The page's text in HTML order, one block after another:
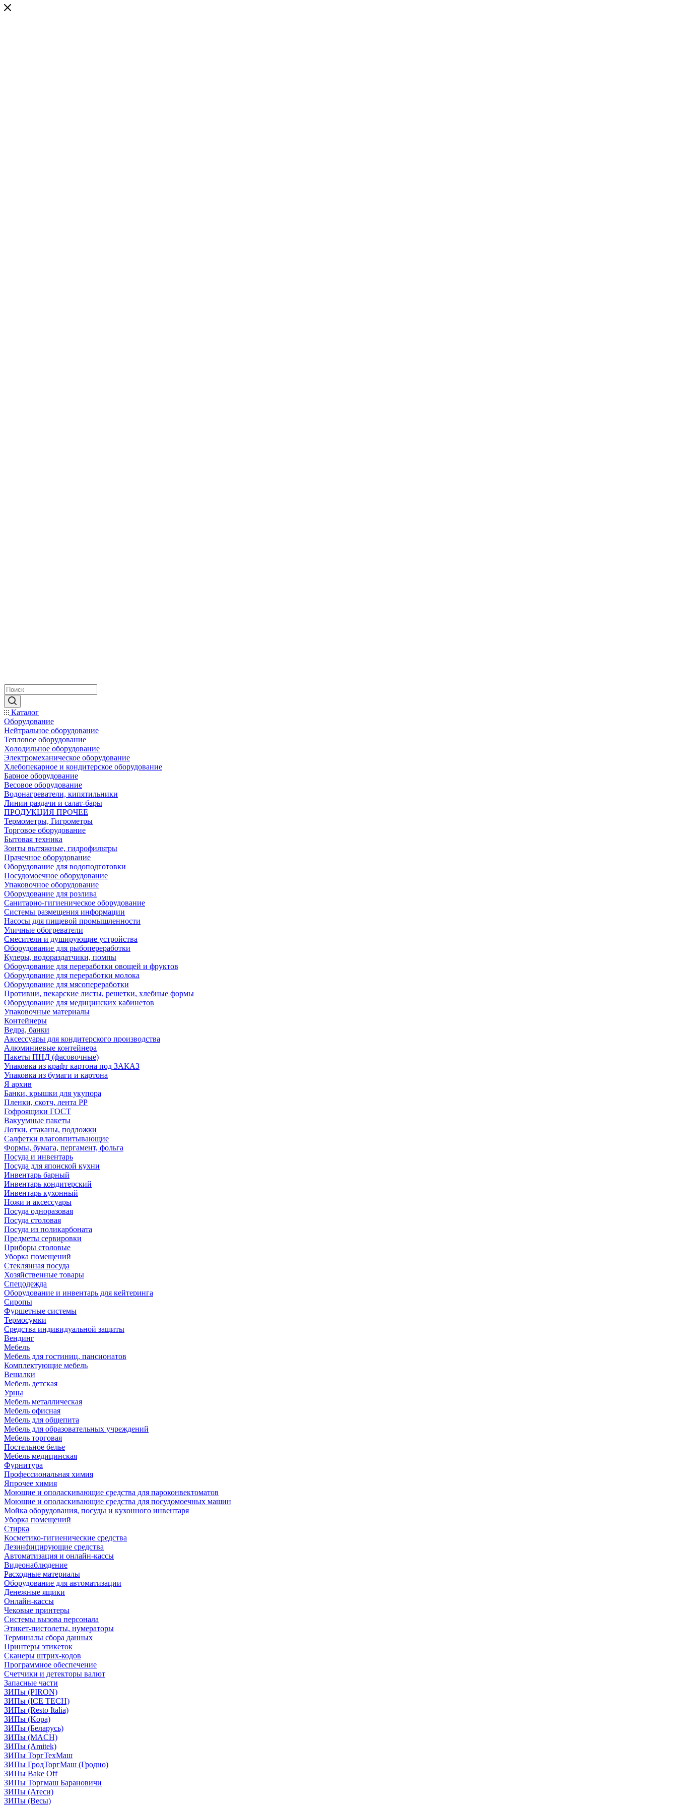
Каталог
Оборудование
Нейтральное оборудование
Тепловое оборудование
Холодильное оборудование
Электромеханическое оборудование
Хлебопекарное и кондитерское оборудование
Барное оборудование
Весовое оборудование
Водонагреватели, кипятильники
Линии раздачи и салат-бары
ПРОДУКЦИЯ ПРОЧЕЕ
Термометры, Гигрометры
Торговое оборудование
Бытовая техника
Зонты вытяжные, гидрофильтры
Прачечное оборудование
Оборудование для водоподготовки
Посудомоечное оборудование
Упаковочное оборудование
Оборудование для розлива
Санитарно-гигиеническое оборудование
Системы размещения информации
Насосы для пищевой промышленности
Уличные обогреватели
Смесители и душирующие устройства
Оборудование для рыбопереработки
Кулеры, водораздатчики, помпы
Оборудование для переработки овощей и фруктов
Оборудование для переработки молока
Оборудование для мясопереработки
Противни, пекарские листы, решетки, хлебные формы
Оборудование для медицинских кабинетов
Упаковочные материалы
Контейнеры
Ведра, банки
Аксессуары для кондитерского производства
Алюминиевые контейнера
Пакеты ПНД (фасовочные)
Упаковка из крафт картона под ЗАКАЗ
Упаковка из бумаги и картона
Я архив
Банки, крышки для укупора
Пленки, скотч, лента РР
Гофроящики ГОСТ
Вакуумные пакеты
Лотки, стаканы, подложки
Салфетки влаговпитывающие
Формы, бумага, пергамент, фольга
Посуда и инвентарь
Посуда для японской кухни
Инвентарь барный
Инвентарь кондитерский
Инвентарь кухонный
Ножи и аксессуары
Посуда одноразовая
Посуда столовая
Посуда из поликарбоната
Предметы сервировки
Приборы столовые
Уборка помещений
Стеклянная посуда
Хозяйственные товары
Спецодежда
Оборудование и инвентарь для кейтеринга
Сиропы
Фуршетные системы
Термосумки
Средства индивидуальной защиты
Вендинг
Мебель
Мебель для гостиниц, пансионатов
Комплектующие мебель
Вешалки
Мебель детская
Урны
Мебель металлическая
Мебель офисная
Мебель для общепита
Мебель для образовательных учреждений
Мебель торговая
Постельное белье
Мебель медицинская
Фурнитура
Профессиональная химия
Япрочее химия
Моющие и ополаскивающие средства для пароконвектоматов
Моющие и ополаскивающие средства для посудомоечных машин
Мойка оборудования, посуды и кухонного инвентаря
Уборка помещений
Стирка
Косметико-гигиенические средства
Дезинфицирующие средства
Автоматизация и онлайн-кассы
Видеонаблюдение
Расходные материалы
Оборудование для автоматизации
Денежные ящики
Онлайн-кассы
Чековые принтеры
Системы вызова персонала
Этикет-пистолеты, нумераторы
Терминалы сбора данных
Принтеры этикеток
Сканеры штрих-кодов
Программное обеспечение
Счетчики и детекторы валют
Запасные части
ЗИПы (PIRON)
ЗИПы (ICE TECH)
ЗИПы (Resto Italia)
ЗИПы (Kopa)
ЗИПы (Беларусь)
ЗИПы (MACH)
ЗИПы (Amitek)
ЗИПы ТоргТехМаш
ЗИПы ГродТоргМаш (Гродно)
ЗИПы Bake Off
ЗИПы Торгмаш Барановичи
ЗИПы (Атеси)
ЗИПы (Весы)